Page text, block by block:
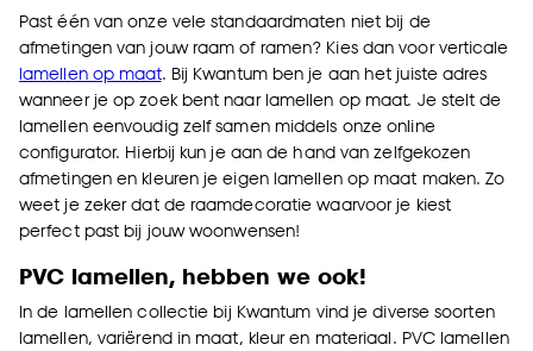
Past één van onze vele standaardmaten niet bij de
afmetingen van jouw raam of ramen? Kies dan voor verticale
lamellen op maat. Bij Kwantum ben je aan het juiste adres
wanneer je op zoek bent naar lamellen op maat. Je stelt de
lamellen eenvoudig zelf samen middels onze online
configurator. Hierbij kun je aan de hand van zelfgekozen
afmetingen en kleuren je eigen lamellen op maat maken. Zo
weet je zeker dat de raamdecoratie waarvoor je kiest
perfect past bij jouw woonwensen!
PVC lamellen, hebben we ook!
In de lamellen collectie bij Kwantum vind je diverse soorten
lamellen, variërend in maat, kleur en materiaal. PVC lamellen